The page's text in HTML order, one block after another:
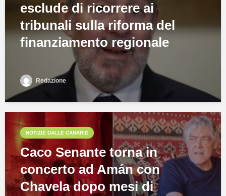
esclude di ricorrere ai
tribunali sulla riforma del
finanziamento regionale
Redazione
NOTIZIE DALLE CANARIE
Caco Senante torna in
concerto ad Amán con
Chavela dopo mesi di